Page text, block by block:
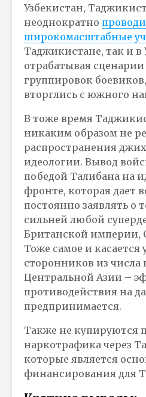
Узбекистан,
неоднократно
широкомасштабные
Таджикистане, так и в
отрабатывая
группировок
вторглись с южного
В тоже время
никаким образом не
распространения
идеологии. Вывод
победой Талибана на
фронте, которая дает
постоянно заявлять о
сильней любой
Британской империи,
Тоже самое и касается
сторонников из числа
Центральной Азии –
противодействия на
предпринимается.
Также не купируются
наркотрафика через
которые является
финансирования для